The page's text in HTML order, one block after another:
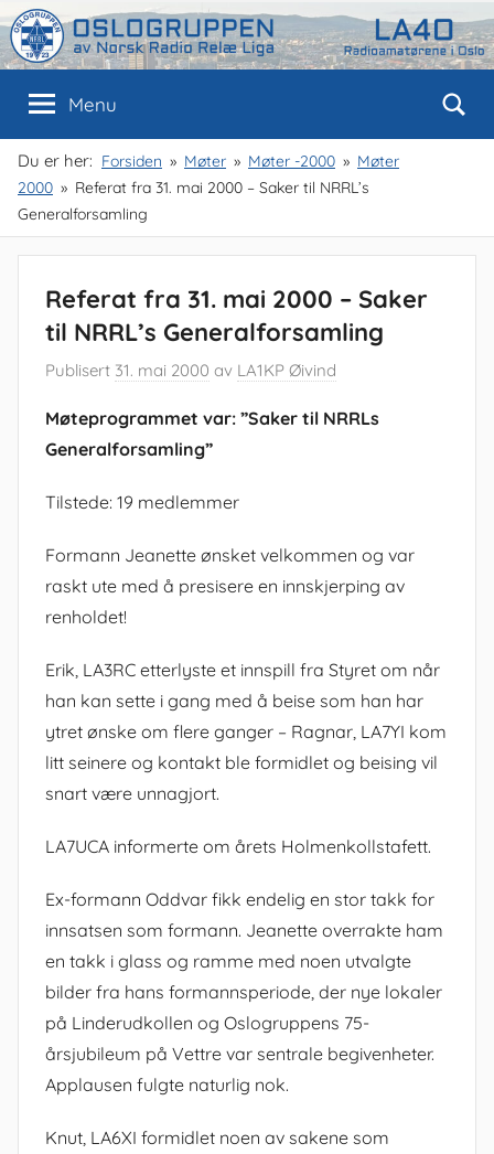
Skip
to
content
Oslogruppen
av
NRRL
Oslo
Menu
Du er her: Forsiden Møter Møter -2000
Møter
2000
Referat fra 31. mai 2000 – Saker til NRRL’s
Generalforsamling
Referat fra 31. mai 2000 – Saker
til NRRL’s Generalforsamling
Publisert 31. mai 2000 av LA1KP Øivind
Møteprogrammet var: ”Saker til NRRLs
Generalforsamling”
Tilstede: 19 medlemmer
Formann Jeanette ønsket velkommen og var
raskt ute med å presisere en innskjerping av
renholdet!
Erik, LA3RC etterlyste et innspill fra Styret om når
han kan sette i gang med å beise som han har
ytret ønske om flere ganger – Ragnar, LA7YI kom
litt seinere og kontakt ble formidlet og beising vil
snart være unnagjort.
LA7UCA informerte om årets Holmenkollstafett.
Ex-formann Oddvar fikk endelig en stor takk for
innsatsen som formann. Jeanette overrakte ham
en takk i glass og ramme med noen utvalgte
bilder fra hans formannsperiode, der nye lokaler
på Linderudkollen og Oslogruppens 75-
årsjubileum på Vettre var sentrale begivenheter.
Applausen fulgte naturlig nok.
Knut, LA6XI formidlet noen av sakene som